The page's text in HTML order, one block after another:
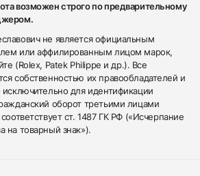
возможен строго по предварительному
не является официальным
или аффилированным лицом марок,
(Rolex, Patek Philippe и др.). Все
собственностью их правообладателей и
исключительно для идентификации
оборот третьими лицами
ст. 1487 ГК РФ («Исчерпание
на товарный знак»).